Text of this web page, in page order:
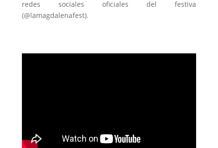
redes sociales oficiales del festiva
(@lamagdalenafest).